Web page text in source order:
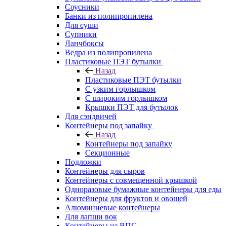
Соусники
Банки из полипропилена
Для суши
Супники
Ланчбоксы
Ведра из полипропилена
Пластиковые ПЭТ бутылки
Назад
Пластиковые ПЭТ бутылки
С узким горлышком
С широким горлышком
Крышки ПЭТ для бутылок
Для сэндвичей
Контейнеры под запайку
Назад
Контейнеры под запайку
Секционные
Подложки
Контейнеры для сыров
Контейнеры с совмещенной крышкой
Одноразовые бумажные контейнеры для еды
Контейнеры для фруктов и овощей
Алюминиевые контейнеры
Для лапши вок